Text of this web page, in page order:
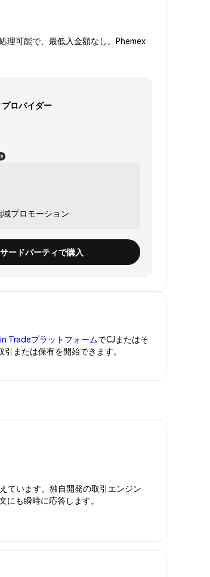
理可能で、最低入金額なし。Phemex
ロバイダー
域プロモーション
サードパーティで購入
TradeプラットフォームでCJまたはそ
または保有を開始できます。
ています。独自開発の取引エンジン
にも瞬時に応答します。